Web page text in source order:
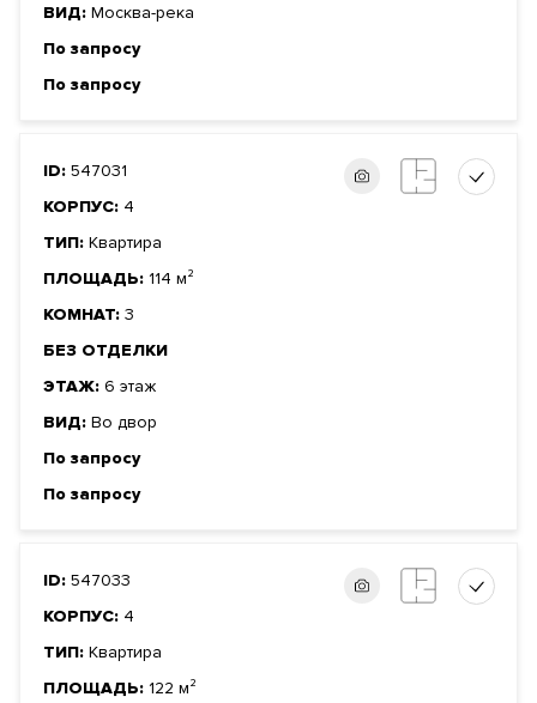
ВИД: Москва-река
По запросу
По запросу
ID: 547031
КОРПУС: 4
ТИП: Квартира
ПЛОЩАДЬ: 114 м²
КОМНАТ: 3
БЕЗ ОТДЕЛКИ
ЭТАЖ: 6 этаж
ВИД: Во двор
По запросу
По запросу
ID: 547033
КОРПУС: 4
ТИП: Квартира
ПЛОЩАДЬ: 122 м²